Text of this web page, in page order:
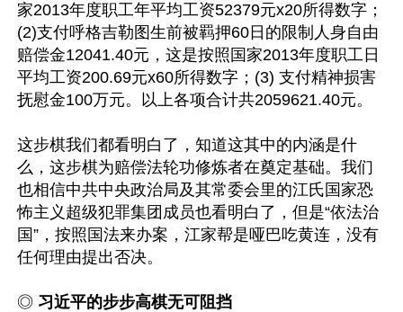
家2013年度职工年平均工资52379元x20所得数字；
(2)支付呼格吉勒图生前被羁押60日的限制人身自由
赔偿金12041.40元，这是按照国家2013年度职工日
平均工资200.69元x60所得数字；(3) 支付精神损害
抚慰金100万元。以上各项合计共2059621.40元。
这步棋我们都看明白了，知道这其中的内涵是什
么，这步棋为赔偿法轮功修炼者在奠定基础。我们
也相信中共中央政治局及其常委会里的江氏国家恐
怖主义超级犯罪集团成员也看明白了，但是“依法治
国”，按照国法来办案，江家帮是哑巴吃黄连，没有
任何理由提出否决。
◎ 习近平的步步高棋无可阻挡